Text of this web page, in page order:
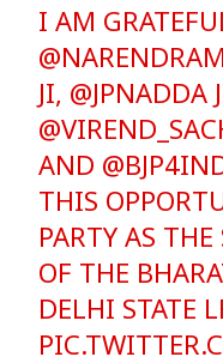
I AM
JI, @JPNADDA
AND
THIS
PARTY AS
OF THE
DELHI STATE